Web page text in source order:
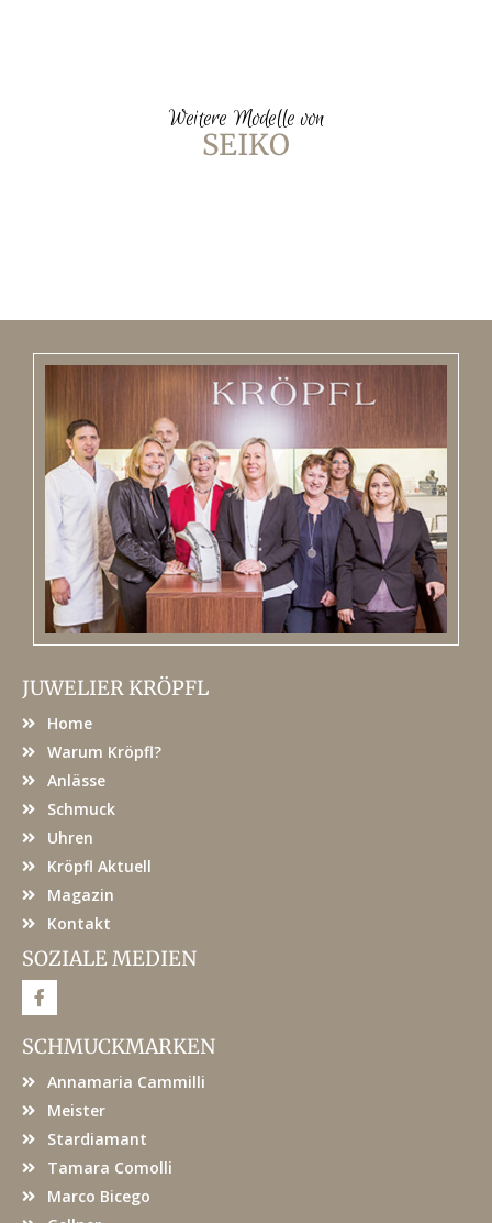
Weitere Modelle von
SEIKO
JUWELIER KRÖPFL
Home
Warum Kröpfl?
Anlässe
Schmuck
Uhren
Kröpfl Aktuell
Magazin
Kontakt
SOZIALE MEDIEN
F
a
e
b
o
SCHMUCKMARKEN
Annamaria Cammilli
Meister
Stardiamant
Tamara Comolli
Marco Bicego